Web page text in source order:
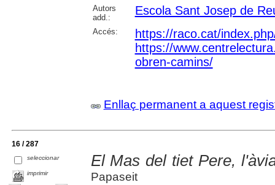
Autors
add.:
Escola Sant Josep de
Accés:
https://raco.cat/
https://
obren-camins/
Enllaç permanent a aquest
16 / 287
seleccionar
imprimir
El Mas del tiet Pere,
Papaseit